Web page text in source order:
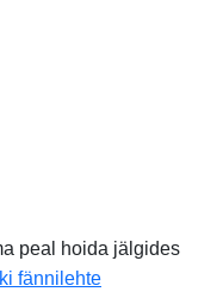
peal hoida jälgides
fännilehte